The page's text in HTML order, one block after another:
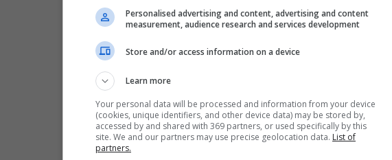
Personalised advertising and content, advertising and content
measurement, audience research and services development
Store and/or access information on a device
Learn more
Your personal data will be processed and information from your device
(cookies, unique identifiers, and other device data) may be stored by,
accessed by and shared with 369 partners, or used specifically by this
site. We and our partners may use precise geolocation data. List of
partners.